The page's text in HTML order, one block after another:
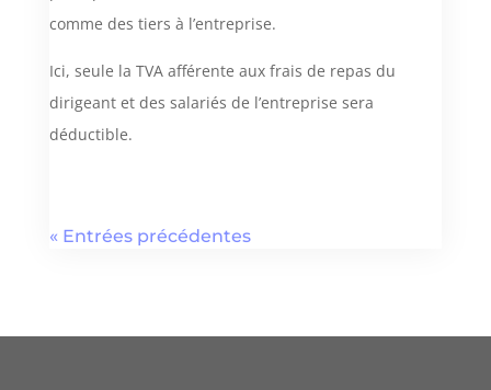
comme des tiers à l’entreprise.
Ici, seule la TVA afférente aux frais de repas du
dirigeant et des salariés de l’entreprise sera
déductible.
« Entrées précédentes